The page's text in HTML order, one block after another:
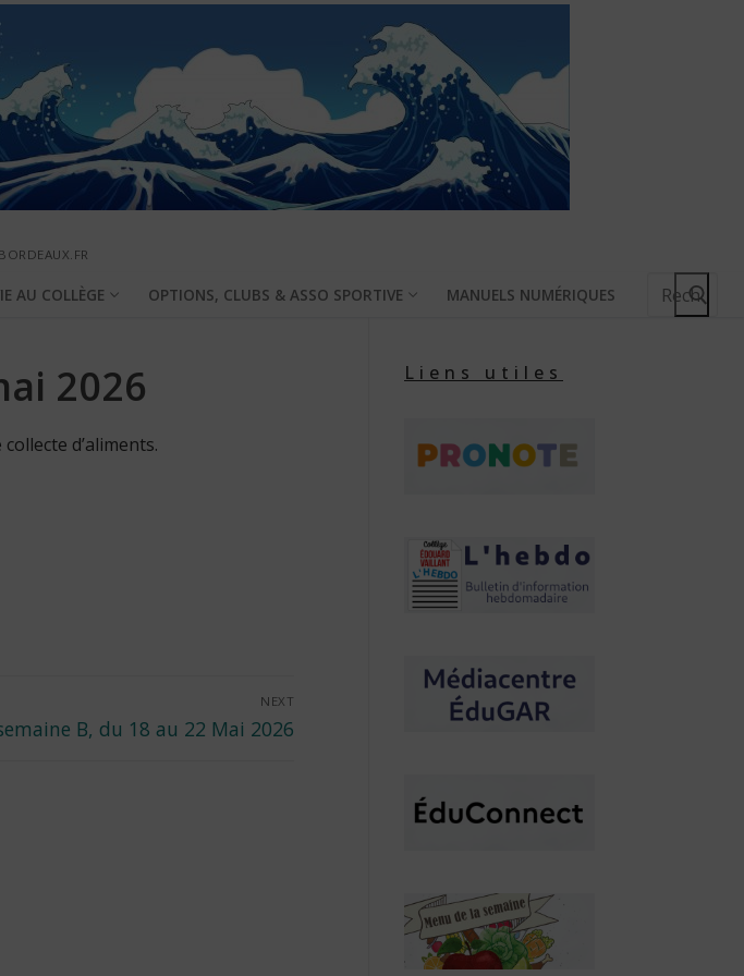
AU COLLÈGE OPTIONS, CLUBS & ASSO SPORTIVE MANUELS NUMÉRIQUES
Rechercher
2026
d’aliments.
NEXT
B, du 18 au 22 Mai 2026
Liens utiles